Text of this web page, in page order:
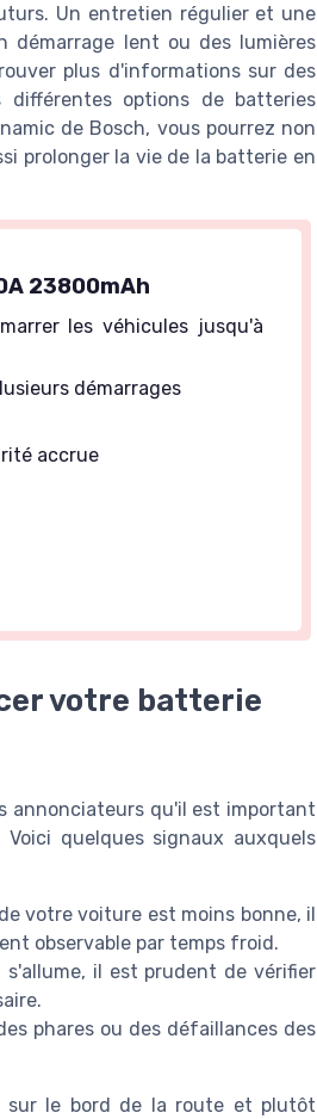
Un entretien régulier et une
démarrage lent ou des lumières
plus d'informations sur des
différentes options de batteries
de Bosch, vous pourrez non
prolonger la vie de la batterie en
23800mAh
les véhicules jusqu'à
démarrages
accrue
votre batterie
annonciateurs qu'il est important
quelques signaux auxquels
votre voiture est moins bonne, il
observable par temps froid.
il est prudent de vérifier
phares ou des défaillances des
sur le bord de la route et plutôt